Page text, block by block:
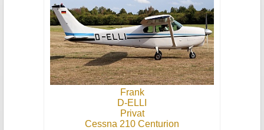
Frank
D-ELLI
Privat
Cessna 210 Centurion